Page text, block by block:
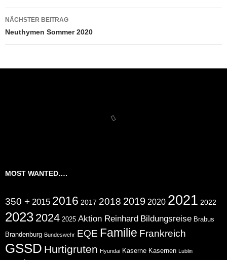
NÄCHSTER BEITRAG
Neuthymen Sommer 2020
MOST WANTED….
350 + 2015 2016 2017 2018 2019 2020 2021 2022
2023 2024 2025 Aktion Reinhard Bildungsreise Brabus
Brandenburg Bundeswehr EQE Familie Frankreich
GSSD Hurtigruten Hyundai Kaserne Kasernen Lublin